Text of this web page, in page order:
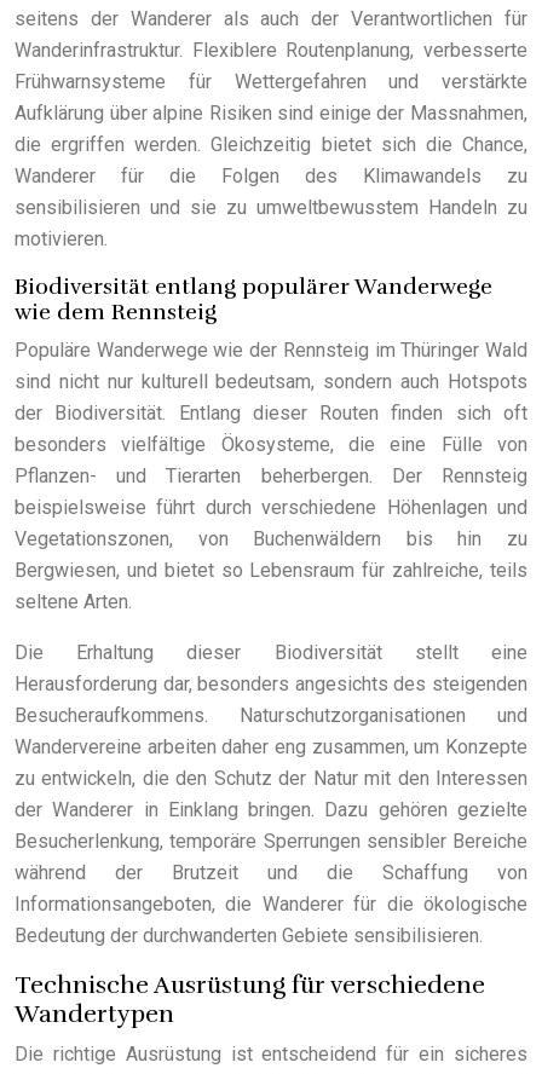
seitens der Wanderer als auch der Verantwortlichen für
Wanderinfrastruktur. Flexiblere Routenplanung, verbesserte
Frühwarnsysteme für Wettergefahren und verstärkte
Aufklärung über alpine Risiken sind einige der Massnahmen,
die ergriffen werden. Gleichzeitig bietet sich die Chance,
Wanderer für die Folgen des Klimawandels zu
sensibilisieren und sie zu umweltbewusstem Handeln zu
motivieren.
Biodiversität entlang populärer Wanderwege
wie dem Rennsteig
Populäre Wanderwege wie der Rennsteig im Thüringer Wald
sind nicht nur kulturell bedeutsam, sondern auch Hotspots
der Biodiversität. Entlang dieser Routen finden sich oft
besonders vielfältige Ökosysteme, die eine Fülle von
Pflanzen- und Tierarten beherbergen. Der Rennsteig
beispielsweise führt durch verschiedene Höhenlagen und
Vegetationszonen, von Buchenwäldern bis hin zu
Bergwiesen, und bietet so Lebensraum für zahlreiche, teils
seltene Arten.
Die Erhaltung dieser Biodiversität stellt eine
Herausforderung dar, besonders angesichts des steigenden
Besucheraufkommens. Naturschutzorganisationen und
Wandervereine arbeiten daher eng zusammen, um Konzepte
zu entwickeln, die den Schutz der Natur mit den Interessen
der Wanderer in Einklang bringen. Dazu gehören gezielte
Besucherlenkung, temporäre Sperrungen sensibler Bereiche
während der Brutzeit und die Schaffung von
Informationsangeboten, die Wanderer für die ökologische
Bedeutung der durchwanderten Gebiete sensibilisieren.
Technische Ausrüstung für verschiedene
Wandertypen
Die richtige Ausrüstung ist entscheidend für ein sicheres